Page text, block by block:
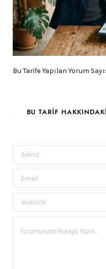
Bu Tarife Yapılan Yorum
BU TARIF